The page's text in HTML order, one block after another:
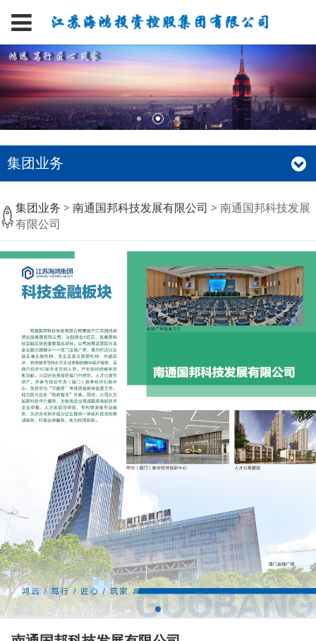
集团业务
南通国邦科技发展有限
公司
集团业务 > 南通国邦科技发展有限公司 > 南通国邦科技发展
有限公司